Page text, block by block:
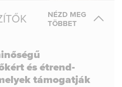
NÉZD MEG
TÖBBET
és étrend-
támogatják